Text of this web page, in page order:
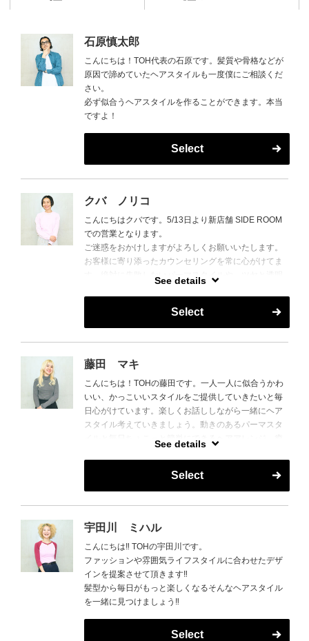
石原慎太郎
こんにちは！TOH代表の石原です。髪質や骨格などが
原因で諦めていたヘアスタイルも一度僕にご相談くだ
さい。
必ず似合うヘアスタイルを作ることができます。本当
ですよ！
Select
クバ ノリコ
こんにちはクバです。5/13日より新店舗 SIDE ROOM
での営業となります。
ご迷惑をおかけしますがよろしくお願いいたします。
お客様に寄り添ったカウンセリングを常に心がけてま
歳を重ねながら個性もアップデートできるヘアスタイ
ル。わたしに是非任せて下さい。お待ちしております♪
See details
Select
藤田 マキ
こんにちは！TOHの藤田です。一人一人に似合うかわ
いい、かっこいいスタイルをご提供していきたいと毎
日心がけています。楽しくお話ししながら一緒にヘア
スタイル考えていきましょう。動きのあるパーマスタ
See details
Select
宇田川 ミハル
こんにちは‼︎ TOHの宇田川です。
ファッションや雰囲気ライフスタイルに合わせたデザ
インを提案させて頂きます‼︎
髪型から毎日がもっと楽しくなるそんなヘアスタイル
を一緒に見つけましょう‼︎
Select